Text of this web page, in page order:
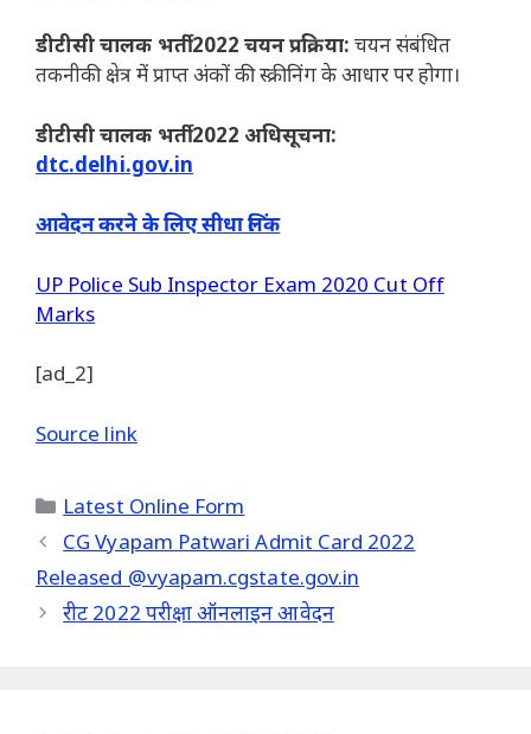
डीटीसी चालक भर्ती 2022 चयन प्रक्रिया: चयन संबंधित
तकनीकी क्षेत्र में प्राप्त अंकों की स्क्रीनिंग के आधार पर होगा।
डीटीसी चालक भर्ती 2022 अधिसूचना:
dtc.delhi.gov.in
आवेदन करने के लिए सीधा लिंक
UP Police Sub Inspector Exam 2020 Cut Off
Marks
[ad_2]
Source link
Categories
Latest Online Form
CG Vyapam Patwari Admit Card 2022
Released @vyapam.cgstate.gov.in
रीट 2022 परीक्षा ऑनलाइन आवेदन